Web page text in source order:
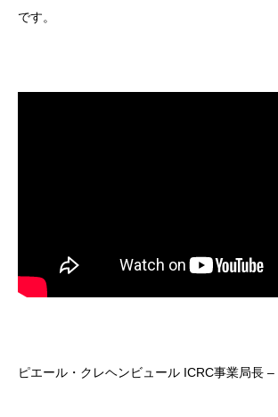
です。
ピエール・クレヘンビュール ICRC事業局長